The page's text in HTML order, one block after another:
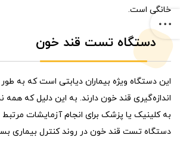
خانگی است.
دستگاه تست قند خون
این دستگاه ویژه بیماران دیابتی است که به
اندازه‌گیری قند خون دارند. به این دلیل که همه
به کلینیک یا پزشک برای انجام آزمایشات مرتبط
دستگاه تست قند خون در روند کنترل بیماری